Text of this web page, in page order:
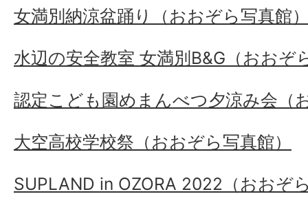
女満別納涼盆踊り（おおぞら写真館
水辺の安全教室 女満別B&G（おおぞ
認定こども園めまんべつ夕涼み会（
大空高校学校祭（おおぞら写真館）
SUPLAND in OZORA 2022（おおぞ